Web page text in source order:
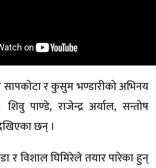
सापकोटा र कुसुम भण्डारीको अभिनय
पाण्डे, राजेन्द्र अर्याल, सन्तोष
छन् ।
र विशाल घिमिरेले तयार पारेका हुन्